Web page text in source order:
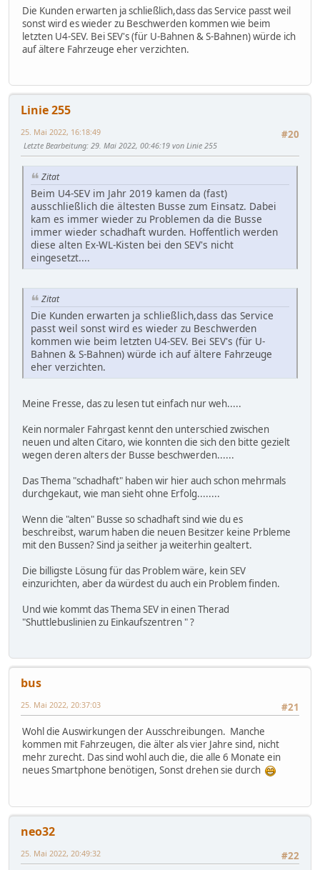
Die Kunden erwarten ja schließlich,dass das Service passt weil
sonst wird es wieder zu Beschwerden kommen wie beim
letzten U4-SEV. Bei SEV's (für U-Bahnen & S-Bahnen) würde ich
auf ältere Fahrzeuge eher verzichten.
Linie 255
#20
25. Mai 2022, 16:18:49
Letzte Bearbeitung: 29. Mai 2022, 00:46:19 von Linie 255
Zitat
Beim U4-SEV im Jahr 2019 kamen da (fast)
ausschließlich die ältesten Busse zum Einsatz. Dabei
kam es immer wieder zu Problemen da die Busse
immer wieder schadhaft wurden. Hoffentlich werden
diese alten Ex-WL-Kisten bei den SEV's nicht
eingesetzt....
Zitat
Die Kunden erwarten ja schließlich,dass das Service
passt weil sonst wird es wieder zu Beschwerden
kommen wie beim letzten U4-SEV. Bei SEV's (für U-
Bahnen & S-Bahnen) würde ich auf ältere Fahrzeuge
eher verzichten.
Meine Fresse, das zu lesen tut einfach nur weh.....
Kein normaler Fahrgast kennt den unterschied zwischen
neuen und alten Citaro, wie konnten die sich den bitte gezielt
wegen deren alters der Busse beschwerden......
Das Thema "schadhaft" haben wir hier auch schon mehrmals
durchgekaut, wie man sieht ohne Erfolg........
Wenn die "alten" Busse so schadhaft sind wie du es
beschreibst, warum haben die neuen Besitzer keine Prbleme
mit den Bussen? Sind ja seither ja weiterhin gealtert.
Die billigste Lösung für das Problem wäre, kein SEV
einzurichten, aber da würdest du auch ein Problem finden.
Und wie kommt das Thema SEV in einen Therad
"Shuttlebuslinien zu Einkaufszentren " ?
bus
#21
25. Mai 2022, 20:37:03
Wohl die Auswirkungen der Ausschreibungen. Manche
kommen mit Fahrzeugen, die älter als vier Jahre sind, nicht
mehr zurecht. Das sind wohl auch die, die alle 6 Monate ein
neues Smartphone benötigen, Sonst drehen sie durch
neo32
#22
25. Mai 2022, 20:49:32